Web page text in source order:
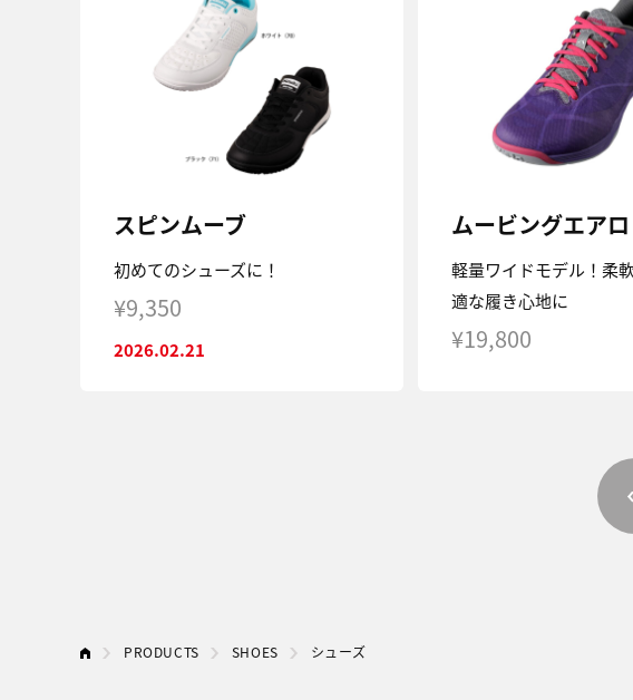
スピンムーブ
初めてのシューズに！
¥9,350
2026.02.21
ムービングエアロ
軽量ワイドモデル！柔
適な履き心地に
¥19,800
PRODUCTS SHOES シューズ